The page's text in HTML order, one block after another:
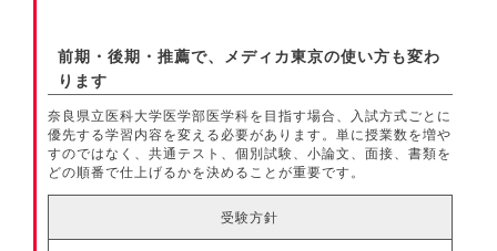
前期・後期・推薦で、メディカ東京の使い方も変わ
ります
奈良県立医科大学医学部医学科を目指す場合、入試方式ごとに
優先する学習内容を変える必要があります。単に授業数を増や
すのではなく、共通テスト、個別試験、小論文、面接、書類を
どの順番で仕上げるかを決めることが重要です。
受験方針